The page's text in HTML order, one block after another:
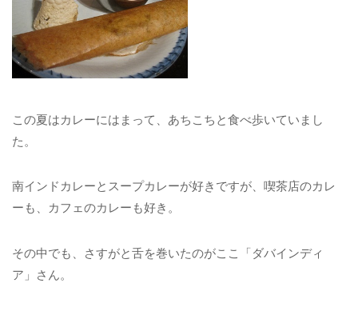
この夏はカレーにはまって、あちこちと食べ歩いていまし
た。
南インドカレーとスープカレーが好きですが、喫茶店のカレ
ーも、カフェのカレーも好き。
その中でも、さすがと舌を巻いたのがここ「ダバインディ
ア」さん。